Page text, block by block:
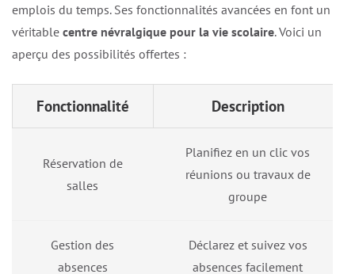
emplois du temps. Ses fonctionnalités avancées en font un
véritable centre névralgique pour la vie scolaire. Voici un
aperçu des possibilités offertes :
Fonctionnalité Description
Réservation de
salles
Planifiez en un clic vos
réunions ou travaux de
groupe
Gestion des
absences
Déclarez et suivez vos
absences facilement